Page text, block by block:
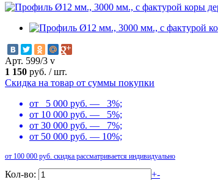
Арт. 599/3 v
1 150 руб. /шт.
Скидка на товар от суммы покупки
от 5 000 руб. — 3%;
от 10 000 руб. — 5%;
от 30 000 руб. — 7%;
от 50 000 руб. — 10%;
от 100 000 руб. скидка рассматривается индивидуально
Кол-во: +-